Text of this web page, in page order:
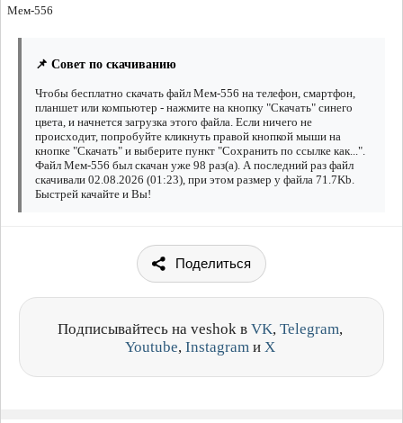
Мем-556
📌 Совет по скачиванию
Чтобы бесплатно скачать файл Мем-556 на телефон, смартфон,
планшет или компьютер - нажмите на кнопку "Скачать" синего
цвета, и начнется загрузка этого файла. Если ничего не
происходит, попробуйте кликнуть правой кнопкой мыши на
кнопке "Скачать" и выберите пункт "Сохранить по ссылке как...".
Файл Мем-556 был скачан уже 98 раз(а). А последний раз файл
скачивали 02.08.2026 (01:23), при этом размер у файла 71.7Kb.
Быстрей качайте и Вы!
Поделиться
Подписывайтесь на veshok в VK, Telegram,
Youtube, Instagram и X